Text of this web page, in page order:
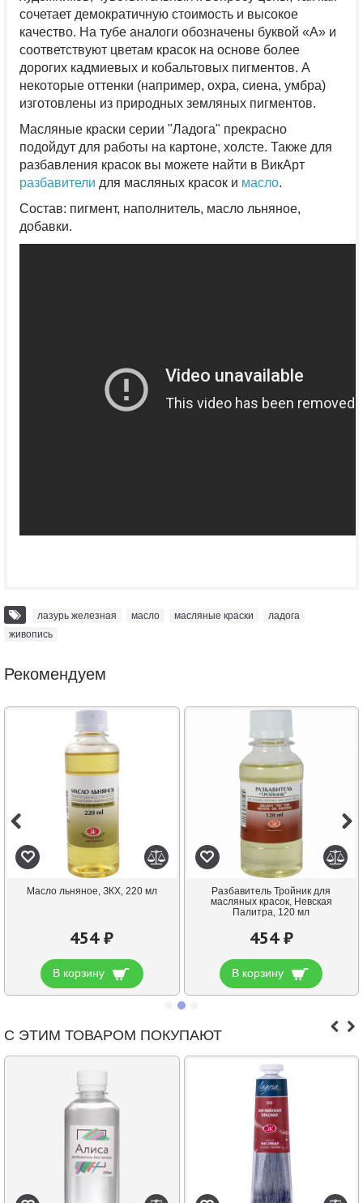
сочетает демократичную стоимость и высокое
качество. На тубе аналоги обозначены буквой «А» и
соответствуют цветам красок на основе более
дорогих кадмиевых и кобальтовых пигментов. А
некоторые оттенки (например, охра, сиена, умбра)
изготовлены из природных земляных пигментов.
Масляные краски серии "Ладога" прекрасно
подойдут для работы на картоне, холсте. Также для
разбавления красок вы можете найти в ВикАрт
разбавители для масляных красок и масло.
Состав: пигмент, наполнитель, масло льняное,
добавки.
лазурь железная масло масляные краски ладога
живопись
Рекомендуем
Масло льняное, ЗКХ, 220 мл
454 ₽
В корзину
Разбавитель Тройник для
масляных красок, Невская
Палитра, 120 мл
454 ₽
В корзину
С ЭТИМ ТОВАРОМ ПОКУПАЮТ